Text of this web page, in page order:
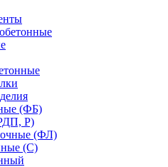
(ФБ)
Р)
(ФЛ)
(С)